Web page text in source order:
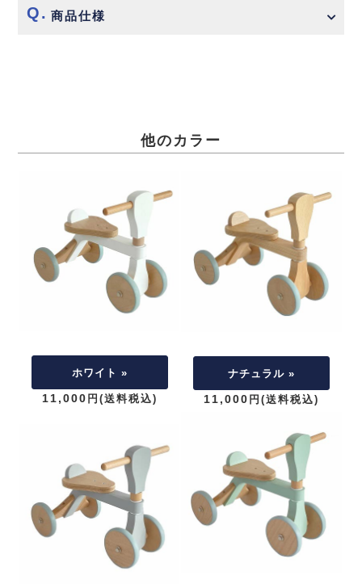
商品仕様
他のカラー
ホワイト »
11,000 円(送料税込)
ナチュラル »
11,000 円(送料税込)